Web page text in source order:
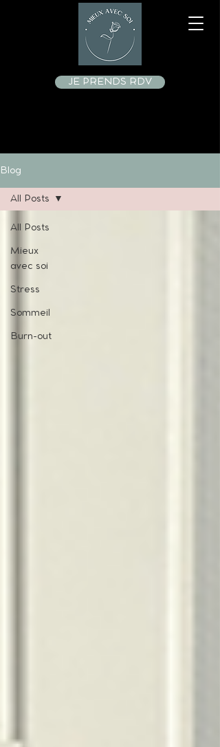
JE PRENDS RDV
Blog
All Posts
Mieux
avec soi
Stress
Sommeil
Burn-out
All Posts